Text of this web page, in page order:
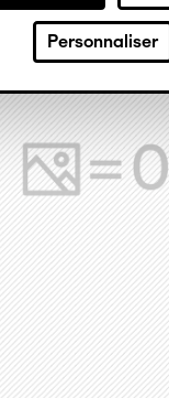
Personnaliser